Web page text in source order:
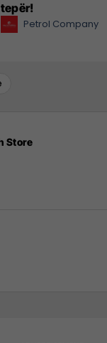
tepër!
Petrol Company
Store